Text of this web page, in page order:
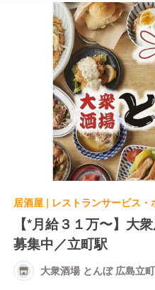
【*月給３１万〜】大
募集中／立町駅
大衆酒場 とんぼ 広島立